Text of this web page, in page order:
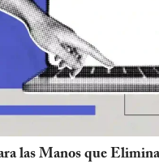
las Manos que